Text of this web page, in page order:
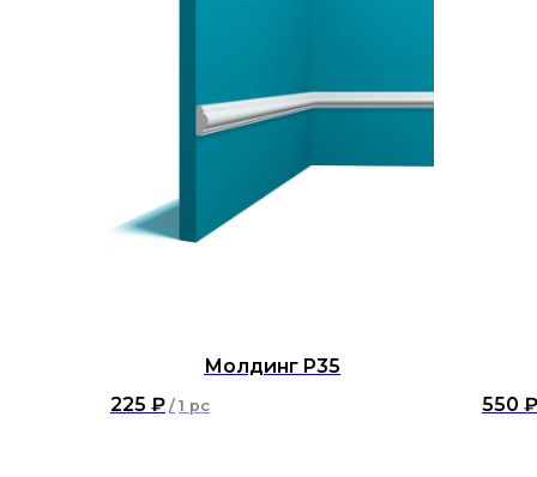
Молдинг P35
225 ₽ / 1 pc 550 ₽